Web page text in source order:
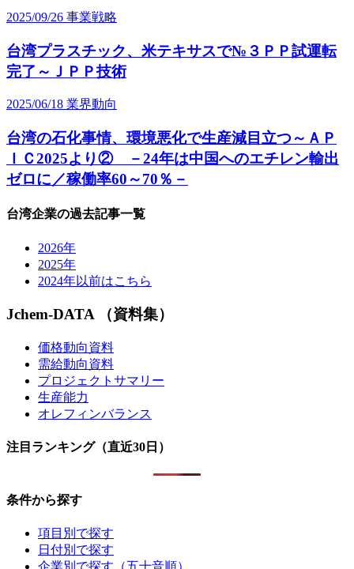
2025/09/26 事業戦略
台湾プラスチック、米テキサスで№３ＰＰ試運転
完了～ＪＰＰ技術
2025/06/18 業界動向
台湾の石化事情、環境悪化で生産減目立つ～ＡＰ
ＩＣ2025より② －24年は中国へのエチレン輸出
ゼロに／稼働率60～70％－
台湾企業の過去記事一覧
2026年
2025年
2024年以前はこちら
Jchem-DATA （資料集）
価格動向資料
需給動向資料
プロジェクトサマリー
生産能力
オレフィンバランス
注目ランキング（直近30日）
条件から探す
項目別で探す
日付別で探す
企業別で探す（五十音順）